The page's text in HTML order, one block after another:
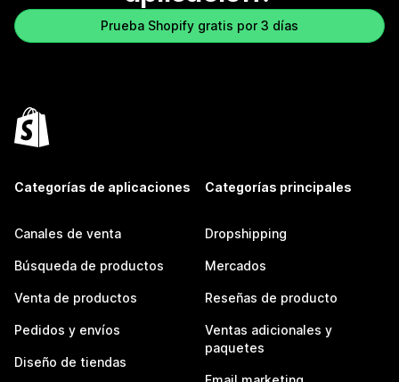
Prueba Shopify gratis por 3 días
Categorías de aplicaciones
Canales de venta
Búsqueda de productos
Venta de productos
Pedidos y envíos
Diseño de tiendas
Categorías principales
Dropshipping
Mercados
Reseñas de producto
Ventas adicionales y
paquetes